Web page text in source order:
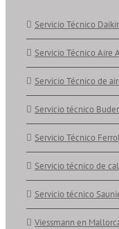
Servicio Técnico
Servicio Técnico Aire
Servicio Técnico de
Servicio técnico
Servicio Técnico
Servicio técnico de
Servicio técnico
Viessmann en